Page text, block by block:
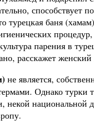
способствует
турецкая баня
парения в
расскажет
не является,
Однако турки
некой национальной